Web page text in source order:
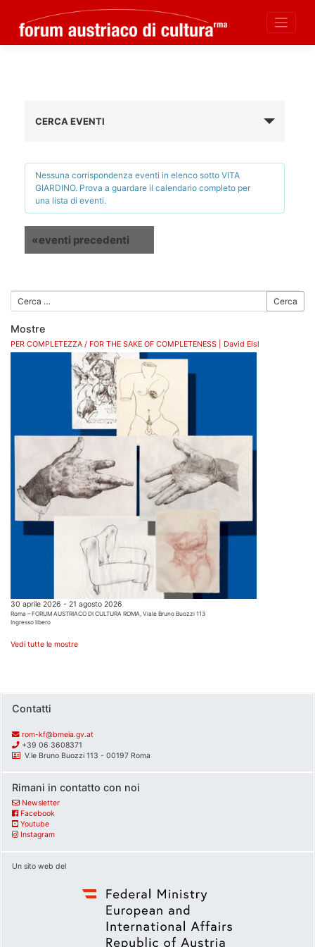
CERCA EVENTI
Nessuna corrispondenza eventi in elenco sotto VITA
GIARDINO. Prova a guardare il calendario completo per
una lista di eventi.
Navigazione
«eventi precedenti
Cerca
Mostre
PER COMPLETEZZA / FOR THE SAKE OF COMPLETENESS | David Eisl
30 aprile 2026 - 21 agosto 2026
Roma – FORUM AUSTRIACO DI CULTURA ROMA, Viale Bruno Buozzi 113
Ingresso libero
Vedi tutte le mostre
Contatti
rom-kf@bmeia.gv.at
+39 06 3608371
V.le Bruno Buozzi 113 - 00197 Roma
Rimani in contatto con noi
Newsletter
Facebook
Youtube
Instagram
Un sito web del